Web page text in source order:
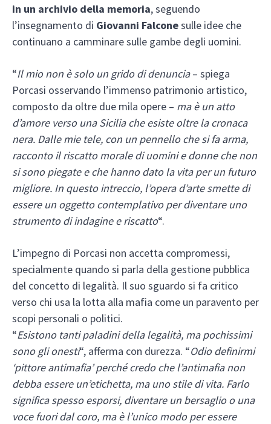
in un archivio della memoria, seguendo
l’insegnamento di Giovanni Falconesulle idee che
continuano a camminare sulle gambe degli uomini.
“Il mio non è solo un grido di denuncia– spiega
Porcasi osservando l’immenso patrimonio artistico,
composto da oltre due mila opere – ma è un atto
d’amore verso una Sicilia che esiste oltre la cronaca
nera. Dalle mie tele, con un pennello che si fa arma,
racconto il riscatto morale di uomini e donne che non
si sono piegate e che hanno dato la vita per un futuro
migliore. In questo intreccio, l’opera d’arte smette di
essere un oggetto contemplativo per diventare uno
strumento di indagine e riscatto“.
L’impegno di Porcasi non accetta compromessi,
specialmente quando si parla della gestione pubblica
del concetto di legalità. Il suo sguardo si fa critico
verso chi usa la lotta alla mafia come un paravento per
scopi personali o politici.
“Esistono tanti paladini della legalità, ma pochissimi
sono gli onesti“, afferma con durezza. “Odio definirmi
‘pittore antimafia’ perché credo che l’antimafia non
debba essere un’etichetta, ma uno stile di vita. Farlo
significa spesso esporsi, diventare un bersaglio o una
voce fuori dal coro, ma è l’unico modo per essere